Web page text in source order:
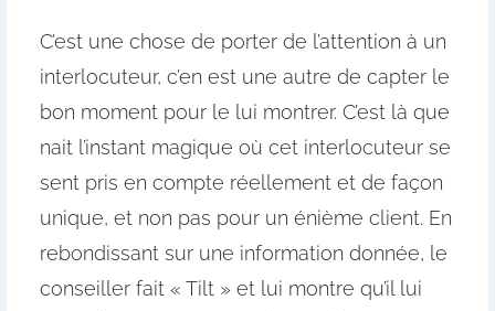
C’est une chose de porter de l’attention à un
interlocuteur, c’en est une autre de capter le
bon moment pour le lui montrer. C’est là que
nait l’instant magique où cet interlocuteur se
sent pris en compte réellement et de façon
unique, et non pas pour un énième client. En
rebondissant sur une information donnée, le
conseiller fait « Tilt » et lui montre qu’il lui